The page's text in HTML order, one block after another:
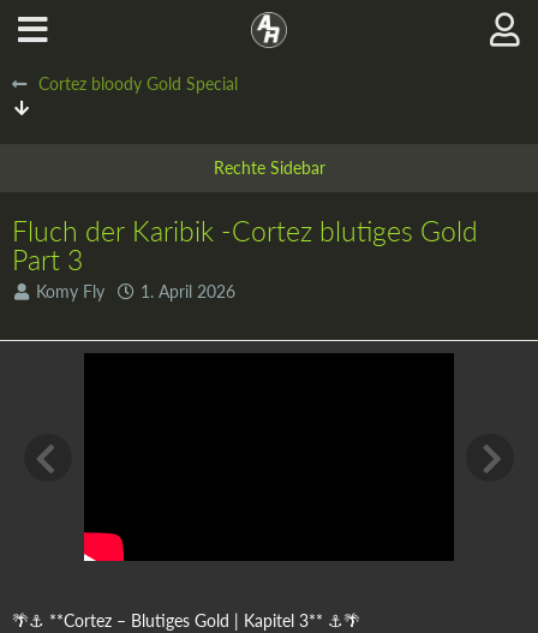
Cortez bloody Gold Special
Fluch der Karibik -Cortez blutiges Gold
Part 3
Komy Fly 1. April 2026
🌴⚓ **Cortez – Blutiges Gold | Kapitel 3** ⚓🌴